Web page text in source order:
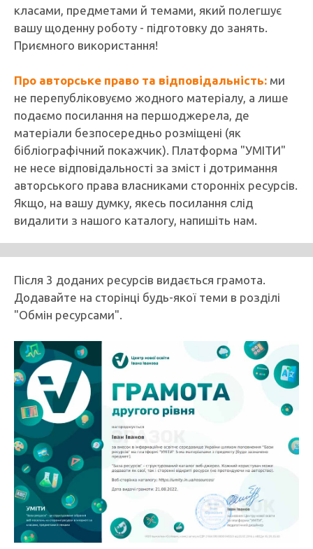
класами, предметами й темами, який полегшує
вашу щоденну роботу - підготовку до занять.
Приємного використання!
Про авторське право та відповідальність: ми
не перепубліковуємо жодного матеріалу, а лише
подаємо посилання на першоджерела, де
матеріали безпосередньо розміщені (як
бібліографічний покажчик). Платформа "УМІТИ"
не несе відповідальності за зміст і дотримання
авторського права власниками сторонніх ресурсів.
Якщо, на вашу думку, якесь посилання слід
видалити з нашого каталогу, напишіть нам.
Після 3 доданих ресурсів видається грамота.
Додавайте на сторінці будь-якої теми в розділі
"Обмін ресурсами".